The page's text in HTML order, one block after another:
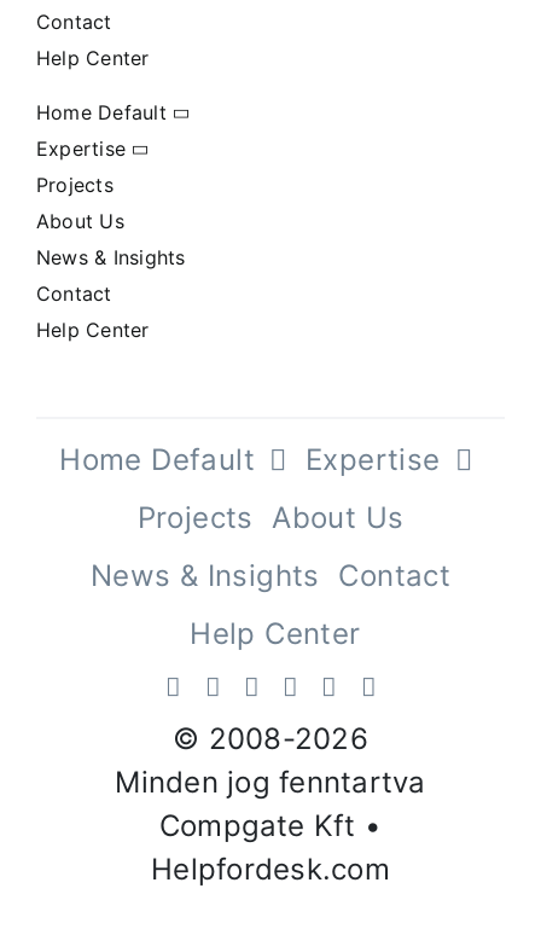
Contact
Help Center
Home Default
Expertise
Projects
About Us
News & Insights
Contact
Help Center
Home Default
Expertise
Projects About Us
News & Insights
Contact
Help Center
© 2008-2026
Minden jog fenntartva
Compgate Kft •
Helpfordesk.com